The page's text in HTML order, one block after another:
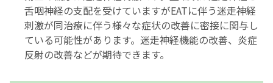
舌咽神経の支配を受けていますがEATに伴う迷走神経
刺激が同治療に伴う様々な症状の改善に密接に関与し
ている可能性があります。迷走神経機能の改善、炎症
反射の改善などが期待できます。